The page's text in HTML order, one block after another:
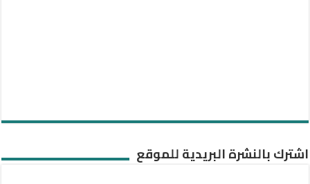
اشترك بالنشرة البريدية للموقع